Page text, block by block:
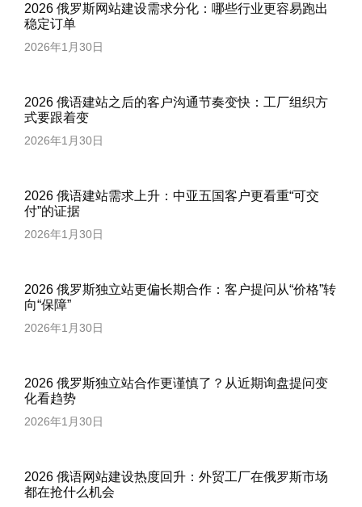
2026 俄罗斯网站建设需求分化：哪些行业更容易跑出
稳定订单
2026年1月30日
2026 俄语建站之后的客户沟通节奏变快：工厂组织方
式要跟着变
2026年1月30日
2026 俄语建站需求上升：中亚五国客户更看重“可交
付”的证据
2026年1月30日
2026 俄罗斯独立站更偏长期合作：客户提问从“价格”转
向“保障”
2026年1月30日
2026 俄罗斯独立站合作更谨慎了？从近期询盘提问变
化看趋势
2026年1月30日
2026 俄语网站建设热度回升：外贸工厂在俄罗斯市场
都在抢什么机会